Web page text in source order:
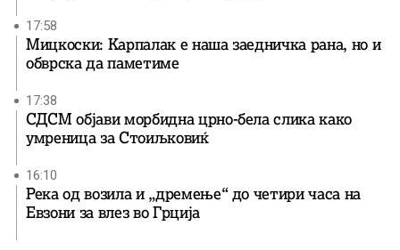
17:58
Мицкоски: Карпалак е наша заедничка рана, но и
обврска да паметиме
17:38
СДСМ објави морбидна црно-бела слика како
умреница за Стоиљковиќ
16:10
Река од возила и „дремење“ до четири часа на
Евзони за влез во Грција